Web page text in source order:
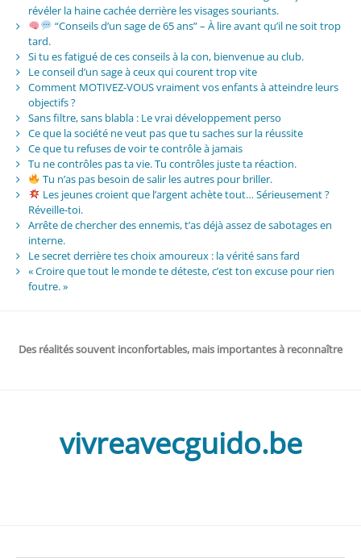
révéler la haine cachée derrière les visages souriants.
“Conseils d’un sage de 65 ans” – À lire avant qu’il ne soit trop
tard.
Si tu es fatigué de ces conseils à la con, bienvenue au club.
Le conseil d’un sage à ceux qui courent trop vite
Comment MOTIVEZ-VOUS vraiment vos enfants à atteindre leurs
objectifs ?
Sans filtre, sans blabla : Le vrai développement perso
Ce que la société ne veut pas que tu saches sur la réussite
Ce que tu refuses de voir te contrôle à jamais
Tu ne contrôles pas ta vie. Tu contrôles juste ta réaction.
Tu n’as pas besoin de salir les autres pour briller.
Les jeunes croient que l’argent achète tout… Sérieusement ?
Réveille-toi.
Arrête de chercher des ennemis, t’as déjà assez de sabotages en
interne.
Le secret derrière tes choix amoureux : la vérité sans fard
« Croire que tout le monde te déteste, c’est ton excuse pour rien
foutre. »
Des réalités souvent inconfortables, mais importantes à reconnaître
vivreavecguido.be